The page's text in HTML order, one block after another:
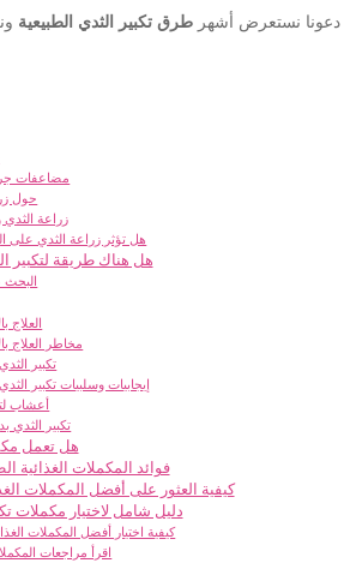
دعونا نستعرض أشهر طرق تكبير الثدي الطبيعية
مضاعفات
حول
زراعة
هل تؤثر زراعة الثدي على
هل هناك طريقة لتكبير
البحث
العلاج
مخاطر العلاج
تكبير
إيجابيات وسلبيات تكبير
أعشاب
تكبير الثدي
هل تعمل
فوائد المكملات الغذائية
كيفية العثور على أفضل المكملات
دليل شامل لاختيار مكملات
كيفية اختيار أفضل المكملات
اقرأ مراجعات